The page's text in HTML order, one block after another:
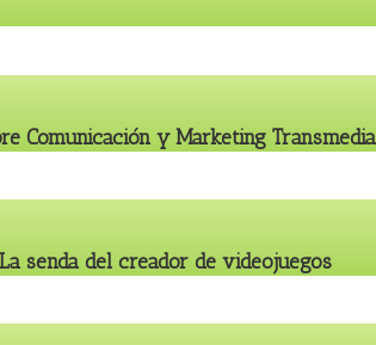
Comunicación y Marketing Transmedia
senda del creador de videojuegos